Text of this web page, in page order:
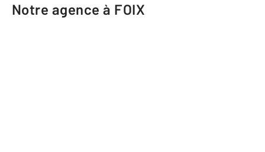
Notre agence à FOIX